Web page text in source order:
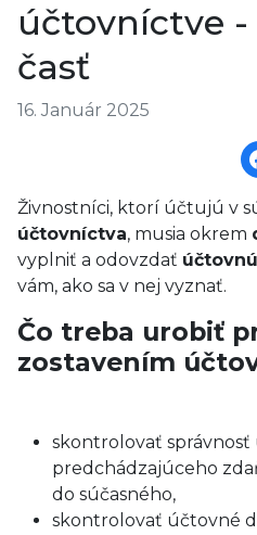
Zavolajte
účtovníctve
časť
16. Január 2025
Živnostníci, ktorí účtujú v
účtovníctva, musia okrem
vyplniť a odovzdať
vám, ako sa v nej vyznať.
Čo treba urobiť
zostavením
skontrolovať
predchádzajúceho
do súčasného,
skontrolovať účtovné